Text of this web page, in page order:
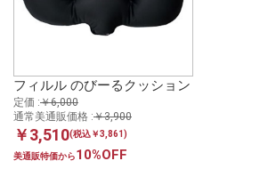
フィルル のびーるクッション
定価 :￥6,000
通常美通販価格 :￥3,900
￥3,510(税込￥3,861)
美通販特価から10%OFF